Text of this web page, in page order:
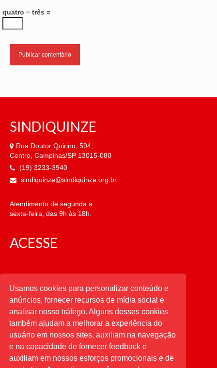
TÉCNICOS JUDICIÁRIOS
quatro − três =
SINDIQUINZE
Rua Doutor Quirino, 594,
Centro, Campinas/SP 13015-080
(19) 3233-3940
sindiquinze@sindiquinze.org.br
Atendimento de segunda a
sexta-feira, das 9h às 18h.
ACESSE
CATEGORIAS
CATEGORIAS
PESQUISAR
Buscar
Usamos cookies para personalizar conteúdo e
anúncios, fornecer recursos de mídia social e
analisar nosso tráfego. Alguns desses cookies
também ajudam a melhorar a experiência do
usuário em nossos sites, auxiliam na navegação
e na capacidade de fornecer feedback e
auxiliam em nossos esforços promocionais e de